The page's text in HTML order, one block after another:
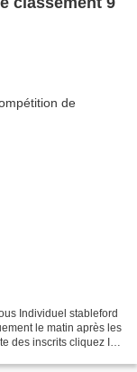
Individuel stableford
le matin après les
des inscrits cliquez ICI